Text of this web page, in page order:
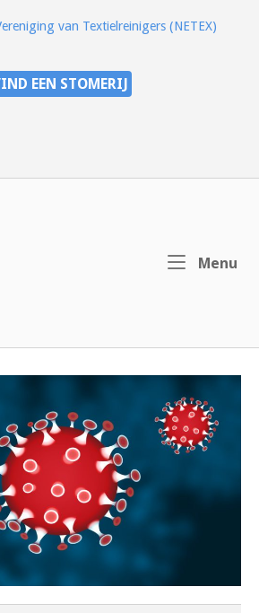
van Textielreinigers (NETEX)
EEN STOMERIJ
Menu